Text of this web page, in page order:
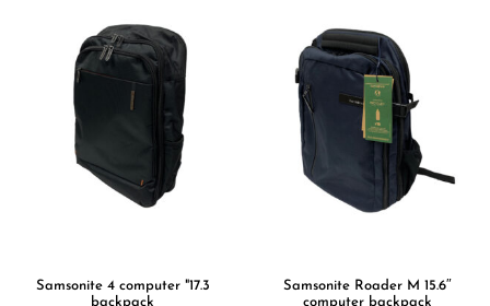
15.6″ Samsonite Roader M
computer backpack
17.3" Samsonite 4 computer
backpack